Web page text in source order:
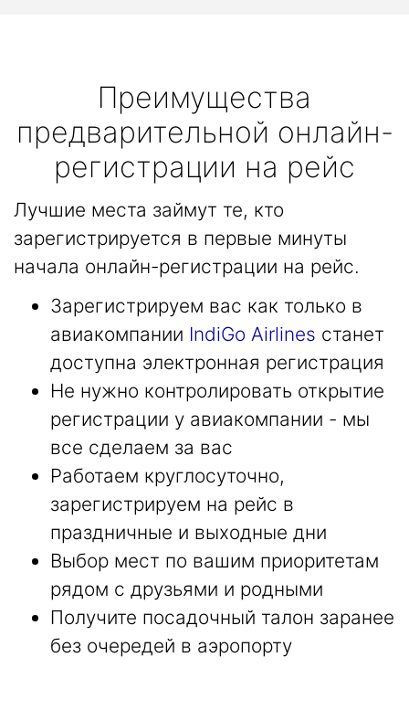
Преимущества
предварительной онлайн-
регистрации на рейс
Лучшие места займут те, кто
зарегистрируется в первые минуты
начала онлайн-регистрации на рейс.
Зарегистрируем вас как только в
авиакомпании IndiGo Airlines станет
доступна электронная регистрация
Не нужно контролировать открытие
регистрации у авиакомпании - мы
все сделаем за вас
Работаем круглосуточно,
зарегистрируем на рейс в
праздничные и выходные дни
Выбор мест по вашим приоритетам
рядом с друзьями и родными
Получите посадочный талон заранее
без очередей в аэропорту